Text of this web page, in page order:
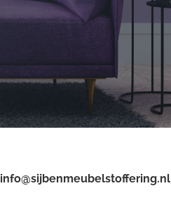
info@sijbenmeubelstoffering.nl